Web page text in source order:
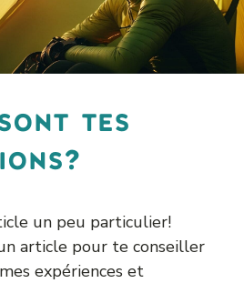
tes
un peu particulier!
un article pour te conseiller
expériences et